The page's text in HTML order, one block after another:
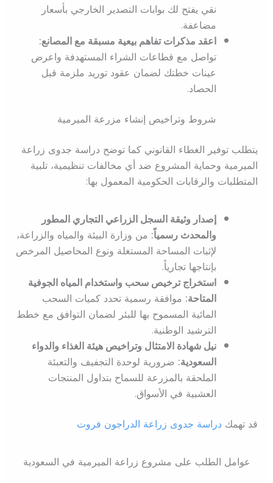
نقي يفتح لك بوابات التصدير الخارجي بأسعار
مضاعفة.
اعقد مذكرات تفاهم بيعية مسبقة مع المصانع:
تواصل مع قطاعات الشراء المستهدفة واعرض
عينات خطتك لضمان عقود توريد ملزمة قبل
الحصاد.
شروط وتراخيص إنشاء مزرعة الميرمية
يتطلب توفير الغطاء القانوني كما توضح دراسة جدوى زراعة
الميرمية وحماية المشروع ضد أي مخالفات تنظيمية، تلبية
المتطلبات والرقابات الحكومية المعمول بها:
إصدار وثيقة السجل الزراعي التجاري المطور
والمحدث رسمياً:من وزارة البيئة والمياه والزراعة،
لإثبات المساحة المستغلة ونوع المحاصيل المرخص
بإنتاجها تجارياً.
استخراج ترخيص سحب واستخدام المياه الجوفية
المتاحة:موافقة رسمية تحدد كميات السحب
المائية المسموح بها للبئر لضمان التوافق مع خطط
الترشيد الوطنية.
نيل شهادة الامتثال وتراخيص هيئة الغذاء والدواء
السعودية:ضرورية لوحدة التجفيف والتعبئة
الملحقة بالمزرعة للسماح بتداول المنتجات
العشبية في الأسواق.
قد تهمك دراسة جدوى زراعة الدراجون فروت
عوامل الطلب على مشروع زراعة الميرمية في السعودية